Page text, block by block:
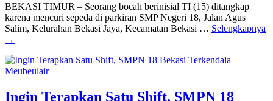
BEKASI TIMUR – Seorang bocah berinisial TI (15) ditangkap
karena mencuri sepeda di parkiran SMP Negeri 18, Jalan Agus
Salim, Kelurahan Bekasi Jaya, Kecamatan Bekasi … Selengkapnya
→
Ingin Terapkan Satu Shift, SMPN 18